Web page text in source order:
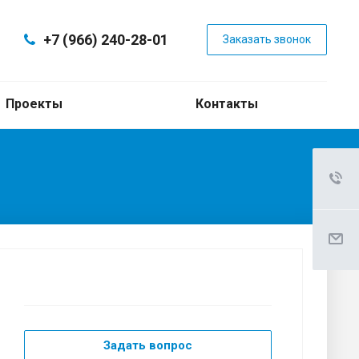
+7 (966) 240-28-01 Заказать звонок
Проекты Контакты
Задать вопрос